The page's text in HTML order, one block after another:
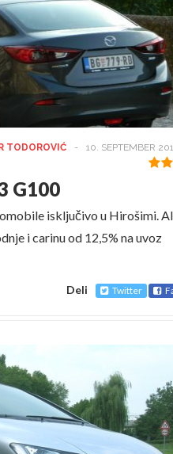
TODOROVIĆ - 10. SEPTEMBER
G100
isključivo u Hirošimi.
i carinu od 12,5% na uvoz
Deli Twitter